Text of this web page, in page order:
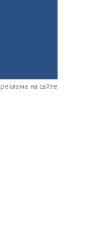
реклама на сайте